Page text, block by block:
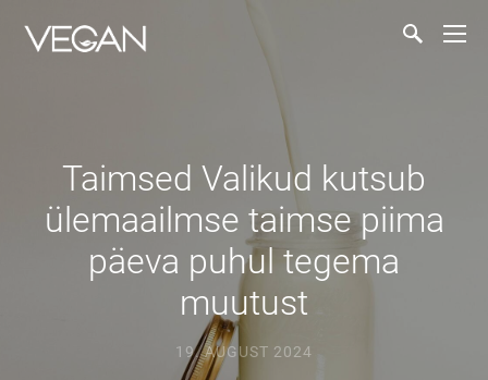
Taimsed Valikud kutsub
ülemaailmse taimse piima
päeva puhul tegema
muutust
19. AUGUST 2024